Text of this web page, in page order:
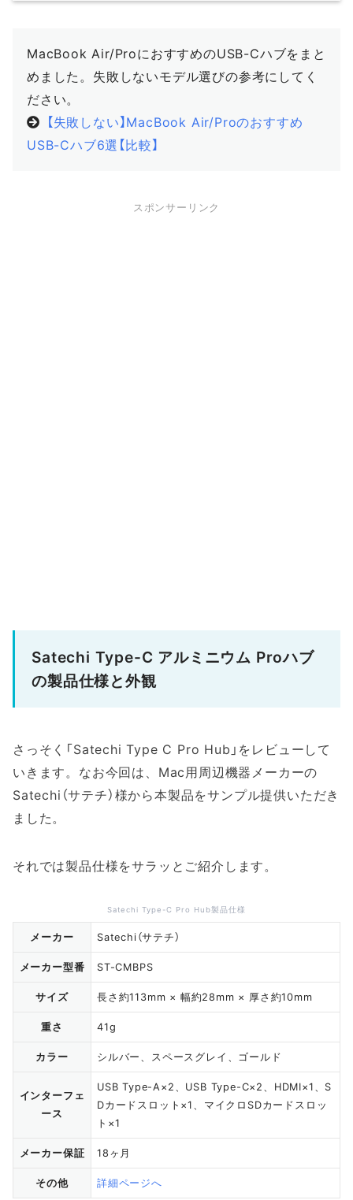
MacBook Air/ProにおすすめのUSB-Cハブをまと
めました。失敗しないモデル選びの参考にしてく
ださい。
【失敗しない】MacBook Air/Proのおすすめ
USB-Cハブ6選【比較】
スポンサーリンク
Satechi Type-C アルミニウム Proハブ
の製品仕様と外観
さっそく「Satechi Type C Pro Hub」をレビューして
いきます。なお今回は、Mac用周辺機器メーカーの
Satechi（サテチ）様から本製品をサンプル提供いただき
ました。
それでは製品仕様をサラッとご紹介します。
Satechi Type-C Pro Hub製品仕様
メーカー Satechi（サテチ）
メーカー型番 ST-CMBPS
サイズ 長さ約113mm × 幅約28mm × 厚さ約10mm
重さ 41g
カラー シルバー、スペースグレイ、ゴールド
インターフェ
ース
USB Type-A×2、USB Type-C×2、HDMI×1、S
Dカードスロット×1、マイクロSDカードスロッ
ト×1
メーカー保証 18ヶ月
その他 詳細ページへ